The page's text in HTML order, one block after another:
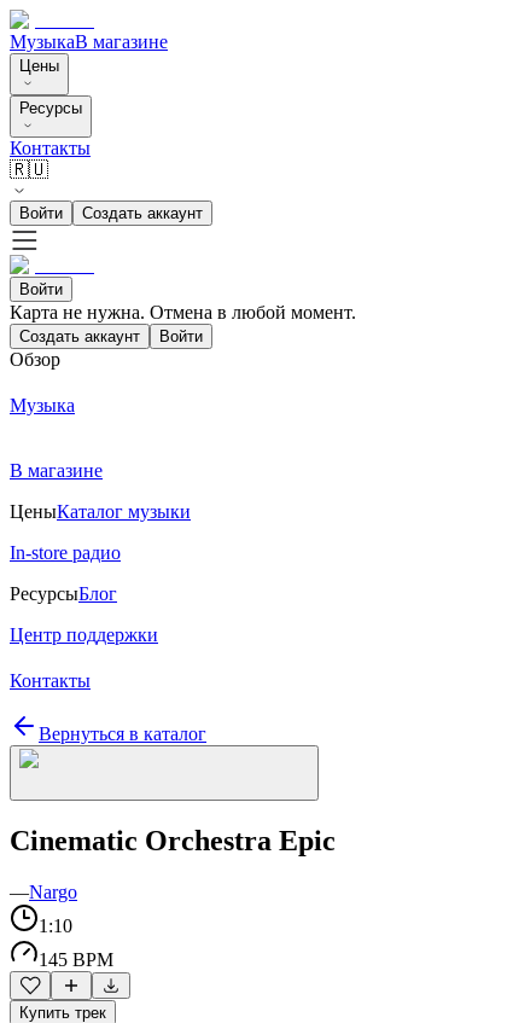
МузыкаВ магазине
Цены
Ресурсы
Контакты
🇷🇺
Войти Создать аккаунт
Войти
Карта не нужна. Отмена в любой момент.
Создать аккаунт Войти
Обзор
Музыка
В магазине
ЦеныКаталог музыки
In-store радио
РесурсыБлог
Центр поддержки
Контакты
Вернуться в каталог
Cinematic Orchestra Epic
—Nargo
1:10
145 BPM
Купить трек